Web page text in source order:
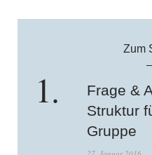
Zum
Frage &
Struktur
Gruppe